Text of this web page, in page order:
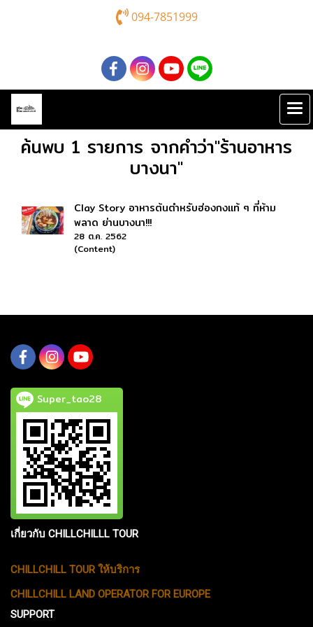
094-7851999
ค้นพบ 1 รายการ จากคำว่า"ร้านอาหาร
บางนา"
Clay Story อาหารต้นตำหรับฮ่องกงแท้ ๆ ที่ห้าม
พลาด ย่านบางนา!!!
28 ต.ค. 2562
(Content)
Super_tao28
เกี่ยวกับ CHILLCHILLL TOUR
CHILLCHILL TOUR ให้บริการ
CHILLCHILL LAND OPERATOR FOR EUROPE
SUPPORT